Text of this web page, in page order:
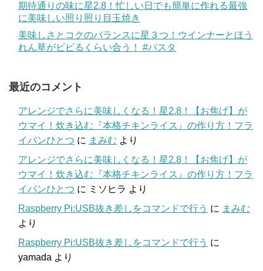
期待通りの味に星2.8！忙しい日でも簡単に作れる最強
に美味しい照り照り目玉焼き
美味しさとコクのバランスに星３つ！ウインナーとほう
れん草がビビるくらい合う！ #パスタ
最近のコメント
アレンジでさらに美味しくなる！星2.8！【お焦げ】が
ウマイ！炊き込む『本格チキンライス』の作り方！フラ
イパンひとつ に まみむ より
アレンジでさらに美味しくなる！星2.8！【お焦げ】が
ウマイ！炊き込む『本格チキンライス』の作り方！フラ
イパンひとつ に ミソヒラ より
Raspberry Pi:USB抜き差しをコマンドで行う に まみむ
より
Raspberry Pi:USB抜き差しをコマンドで行う に
yamada より